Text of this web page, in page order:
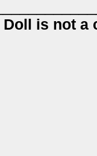
Doll is not a